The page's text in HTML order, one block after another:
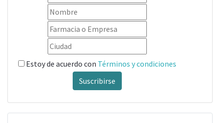
Estoy de acuerdo con Términos y condiciones
Suscribirse